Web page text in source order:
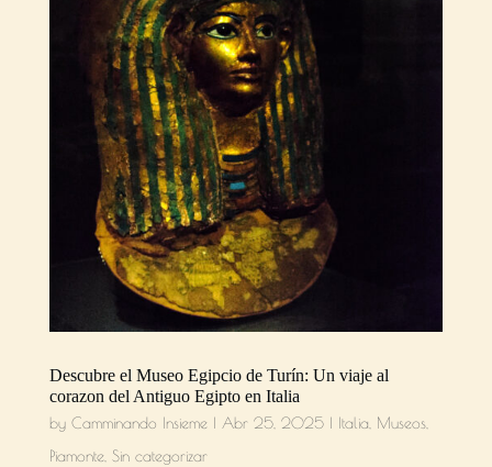
Descubre el Museo Egipcio de Turín: Un viaje al
corazon del Antiguo Egipto en Italia
by Camminando Insieme| Abr 25, 2025| Italia, Museos,
Piamonte, Sin categorizar